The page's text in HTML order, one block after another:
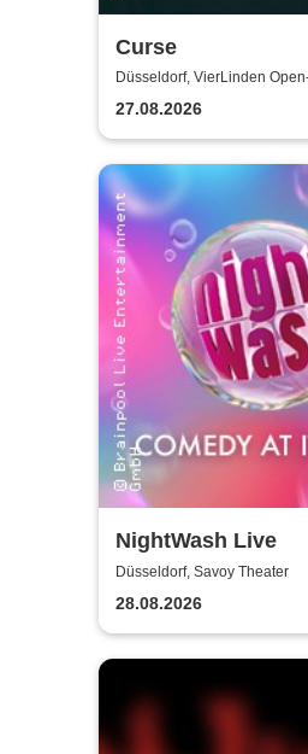
Curse
Düsseldorf, VierLinden
27.08.2026
NightWash Live
Düsseldorf, Savoy Theater
28.08.2026